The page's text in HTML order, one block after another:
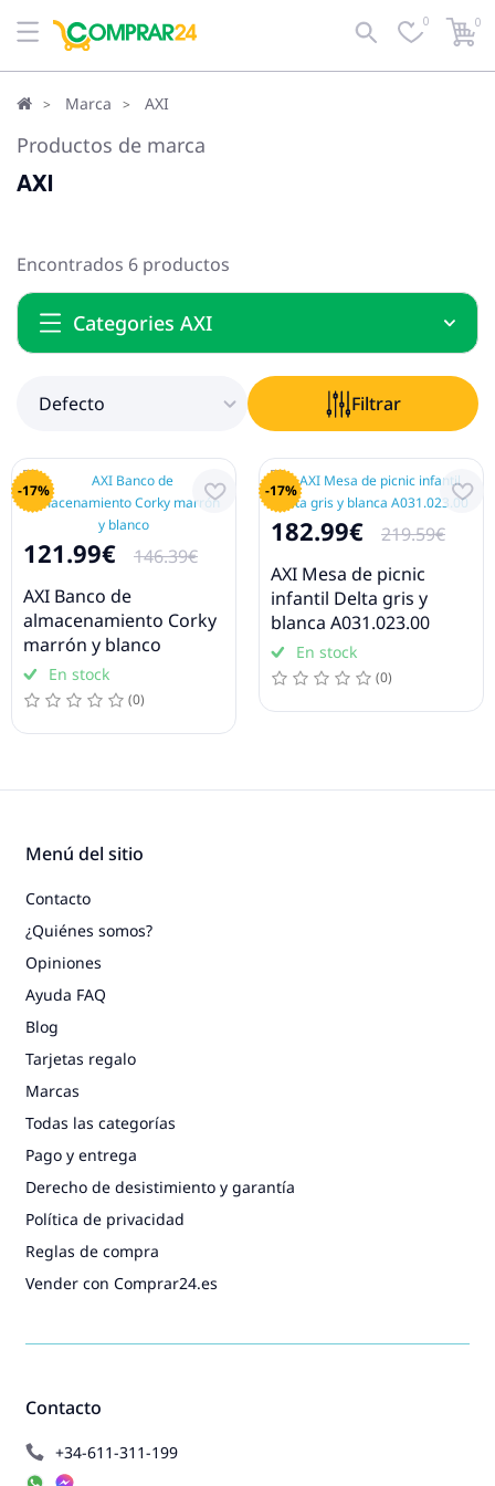
Defecto Filtrar 0 0
Marca AXI
Productos de marca
AXI
Encontrados 6 productos
Categories AXI
Defecto Filtrar
-17%
121.99€
146.39€
AXI Banco de
almacenamiento Corky
marrón y blanco
En stock
(0)
-17%
182.99€
219.59€
AXI Mesa de picnic
infantil Delta gris y
blanca A031.023.00
En stock
(0)
Contacto
+34-611-311-199
Menú del sitio
Contacto
¿Quiénes somos?
Opiniones
Ayuda FAQ
Blog
Tarjetas regalo
Marcas
Todas las categorías
Pago y entrega
Derecho de desistimiento y garantía
Política de privacidad
Reglas de compra
Vender con Comprar24.es